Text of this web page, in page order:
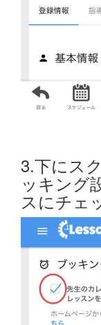
3.下にス
ッキング
スにチェ